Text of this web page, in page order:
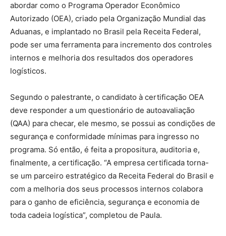
abordar como o Programa Operador Econômico
Autorizado (OEA), criado pela Organização Mundial das
Aduanas, e implantado no Brasil pela Receita Federal,
pode ser uma ferramenta para incremento dos controles
internos e melhoria dos resultados dos operadores
logísticos.
Segundo o palestrante, o candidato à certificação OEA
deve responder a um questionário de autoavaliação
(QAA) para checar, ele mesmo, se possui as condições de
segurança e conformidade mínimas para ingresso no
programa. Só então, é feita a propositura, auditoria e,
finalmente, a certificação. “A empresa certificada torna-
se um parceiro estratégico da Receita Federal do Brasil e
com a melhoria dos seus processos internos colabora
para o ganho de eficiência, segurança e economia de
toda cadeia logística”, completou de Paula.